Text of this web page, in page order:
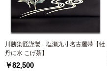
川勝染匠謹製 塩瀬九寸名古屋帯【牡
丹に水 こげ茶】
￥82,500